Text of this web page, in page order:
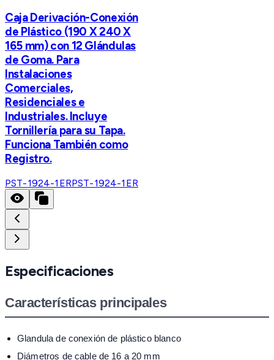
Caja Derivación-Conexión
de Plástico (190 X 240 X
165 mm) con 12 Glándulas
de Goma. Para
Instalaciones
Comerciales,
Residenciales e
Industriales. Incluye
Tornillería para su Tapa.
Funciona También como
Registro.
PST-1924-1ERPST-1924-1ER
Especificaciones
Características principales
Glandula de conexión de plástico blanco
Diámetros de cable de 16 a 20 mm